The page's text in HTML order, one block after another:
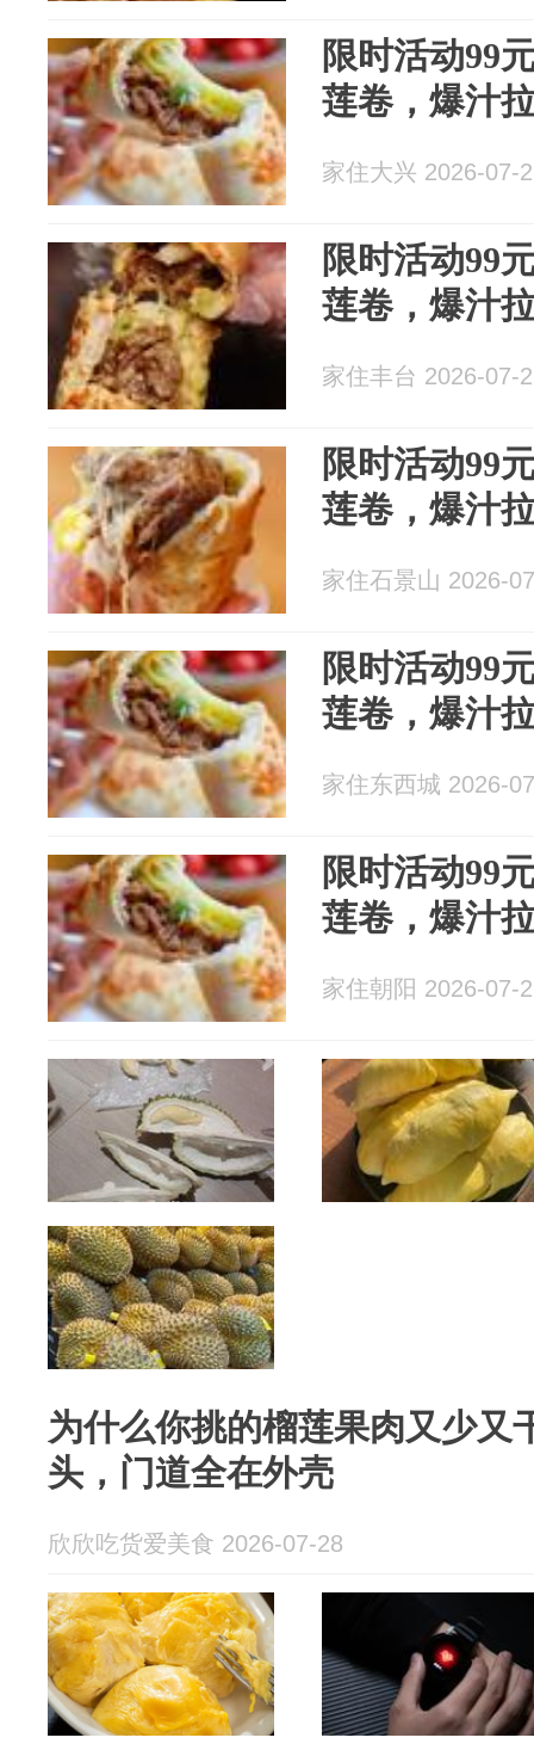
限时活动99
莲卷，爆汁
家住大兴 2026-07-
限时活动99
莲卷，爆汁
家住丰台 2026-07-
限时活动99
莲卷，爆汁
家住石景山 2026-
限时活动99
莲卷，爆汁
家住东西城 2026-
限时活动99
莲卷，爆汁
家住朝阳 2026-07-
为什么你挑的榴莲果肉又少又
头，门道全在外壳
欣欣吃货爱美食 2026-07-28